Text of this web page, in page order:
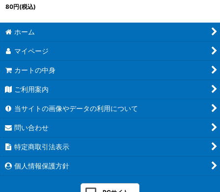
80円(税込)
ホーム
マイページ
カートの中身
ご利用案内
当サイトの画像やデータの利用について
問い合わせ
特定商取引法表示
個人情報保護方針